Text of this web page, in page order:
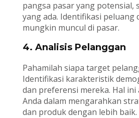
pangsa pasar yang potensial,
yang ada. Identifikasi peluang
mungkin muncul di pasar.
4. Analisis Pelanggan
Pahamilah siapa target
Identifikasi karakteristik
dan preferensi mereka. Hal
Anda dalam mengarahkan
dan produk dengan lebih baik.